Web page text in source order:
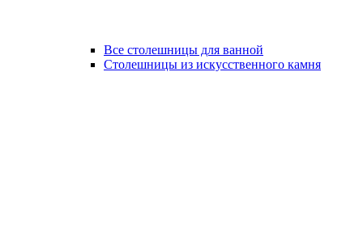
Все столешницы для ванной
Столешницы из искусственного камня